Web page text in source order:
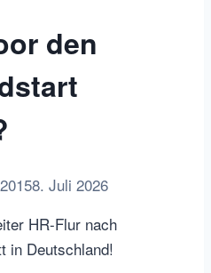
den
8. Juli 2026
HR-Flur nach
in Deutschland!